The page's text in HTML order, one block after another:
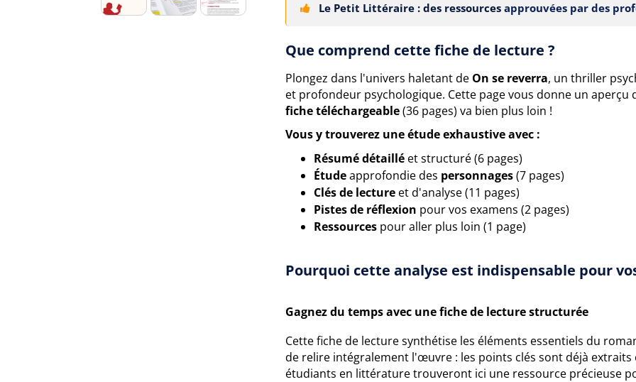
Le Petit Littéraire : des ressources approuvées par des
Que comprend cette fiche de lecture ?
Plongez dans l'univers haletant de On se reverra, un thriller
et profondeur psychologique. Cette page vous donne un aperçu
fiche téléchargeable(36 pages) va bien plus loin !
Vous y trouverez une étude exhaustive avec :
Résumé détaillé et structuré (6 pages)
Étudeapprofondie des personnages(7 pages)
Clés de lecture et d'analyse (11 pages)
Pistes de réflexion pour vos examens (2 pages)
Ressources pour aller plus loin (1 page)
Pourquoi cette analyse est indispensable pour
Gagnez du temps avec une fiche de lecture structurée
Cette fiche de lecture synthétise les éléments essentiels du
de relire intégralement l'œuvre : les points clés sont déjà extraits
étudiants en littérature trouveront ici une ressource précieuse